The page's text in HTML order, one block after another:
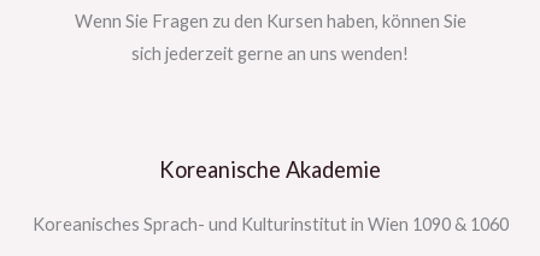
Wenn Sie Fragen zu den Kursen haben, können Sie
sich jederzeit gerne an uns wenden!
Koreanische Akademie
Koreanisches Sprach- und Kulturinstitut in Wien 1090 & 1060